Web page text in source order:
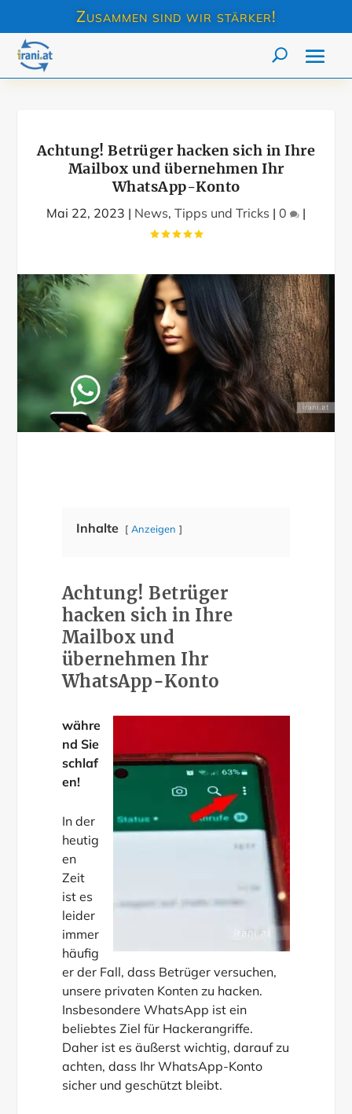
Zusammen sind wir stärker!
Achtung! Betrüger hacken sich in Ihre
Mailbox und übernehmen Ihr
WhatsApp-Konto
Mai 22, 2023 | News, Tipps und Tricks | 0 |
Inhalte Anzeigen
Achtung! Betrüger
hacken sich in Ihre
Mailbox und
übernehmen Ihr
WhatsApp-Konto
währe
nd Sie
schlaf
en!
In der
heutig
en
Zeit
ist es
leider
immer
häufig
er der Fall, dass Betrüger versuchen,
unsere privaten Konten zu hacken.
Insbesondere WhatsApp ist ein
beliebtes Ziel für Hackerangriffe.
Daher ist es äußerst wichtig, darauf zu
achten, dass Ihr WhatsApp-Konto
sicher und geschützt bleibt.